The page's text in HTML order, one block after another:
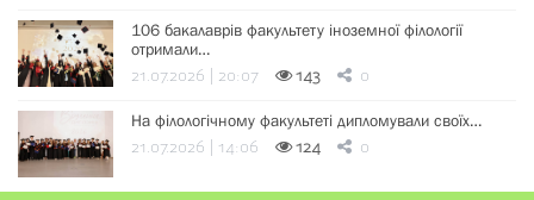
106 бакалаврів факультету іноземної філології
отримали…
21.07.2026 | 20:07 143 0
На філологічному факультеті дипломували своїх…
21.07.2026 | 14:06 124 0